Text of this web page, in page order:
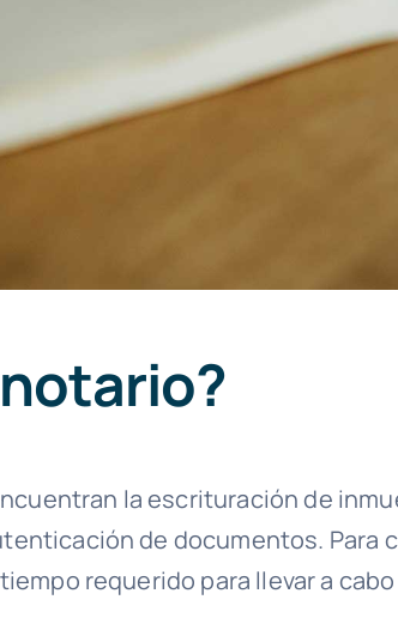
la escrituración de
de documentos. Para
requerido para llevar a